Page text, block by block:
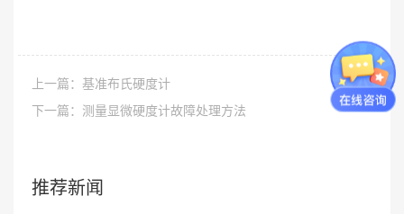
上一篇：基准布氏硬度计
下一篇：测量显微硬度计故障处理方法
推荐新闻